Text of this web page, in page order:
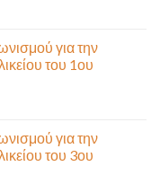
για την
του 1ου
για την
του 3ου